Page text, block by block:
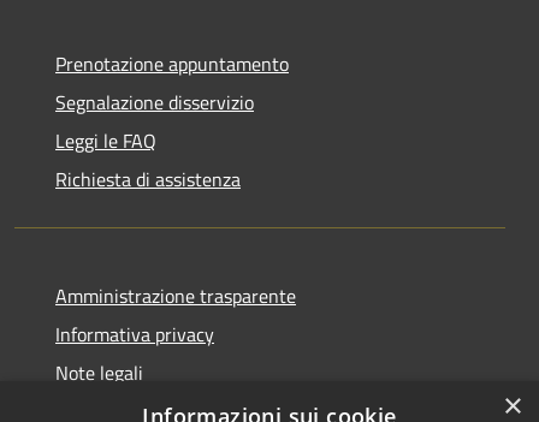
Prenotazione appuntamento
Segnalazione disservizio
Leggi le FAQ
Richiesta di assistenza
Amministrazione trasparente
Informativa privacy
Note legali
Dichiarazione di accessibilità
×
Informazioni sui cookie